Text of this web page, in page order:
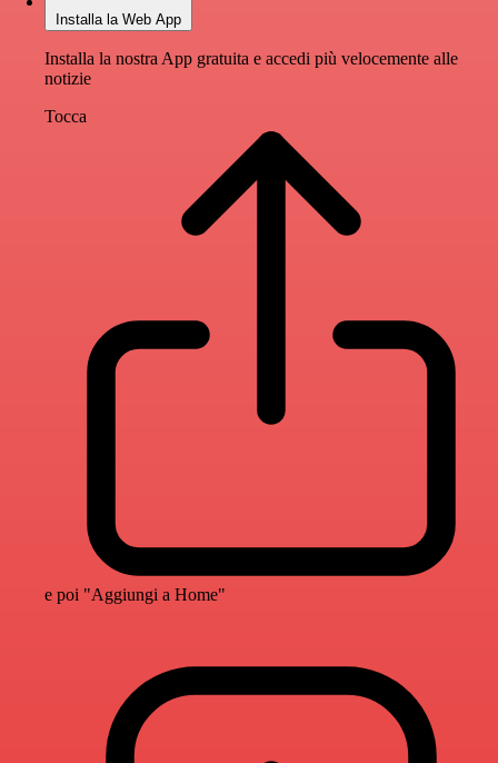
Installa la Web App
Installa la nostra App gratuita e accedi più velocemente alle
notizie
Tocca
e poi "Aggiungi a Home"